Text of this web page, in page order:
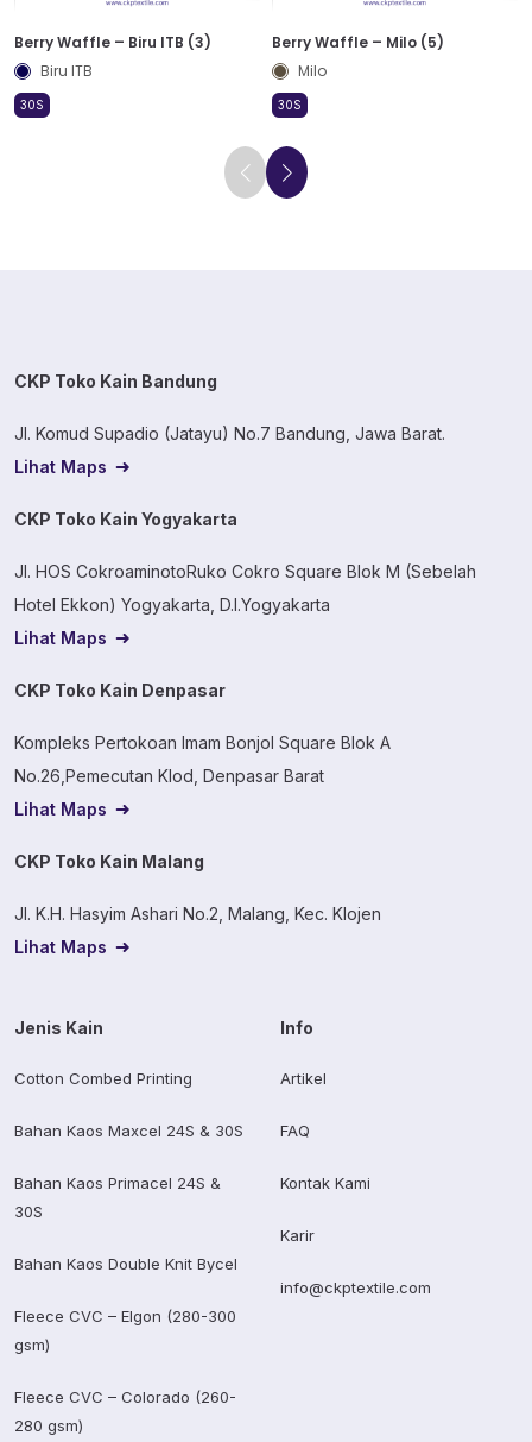
Berry Waffle – Biru ITB (3)
Biru ITB
30S
Berry Waffle – Milo (5)
Milo
30S
CKP Toko Kain Bandung
Jl. Komud Supadio (Jatayu) No.7 Bandung, Jawa Barat.
Lihat Maps
CKP Toko Kain Yogyakarta
Jl. HOS CokroaminotoRuko Cokro Square Blok M (Sebelah
Hotel Ekkon) Yogyakarta, D.I.Yogyakarta
Lihat Maps
CKP Toko Kain Denpasar
Kompleks Pertokoan Imam Bonjol Square Blok A
No.26,Pemecutan Klod, Denpasar Barat
Lihat Maps
CKP Toko Kain Malang
Jl. K.H. Hasyim Ashari No.2, Malang, Kec. Klojen
Lihat Maps
Jenis Kain
Cotton Combed Printing
Bahan Kaos Maxcel 24S & 30S
Bahan Kaos Primacel 24S &
30S
Bahan Kaos Double Knit Bycel
Fleece CVC – Elgon (280-300
gsm)
Fleece CVC – Colorado (260-
280 gsm)
Info
Artikel
FAQ
Kontak Kami
Karir
info@ckptextile.com